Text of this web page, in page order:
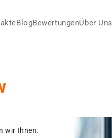
BlogBewertungenÜber Uns
wir Ihnen.